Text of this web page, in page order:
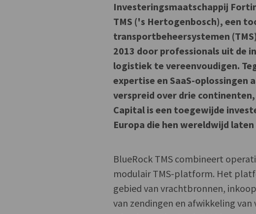
Investeringsmaatschappij
TMS ('s Hertogenbosch), een
transportbeheersystemen
2013 door professionals uit de
logistiek te vereenvoudigen.
expertise en SaaS-oplossingen
verspreid over drie
Capital is een toegewijde
Europa die hen wereldwijd
BlueRock TMS combineert
modulair TMS-platform. Het
gebied van vrachtbronnen,
van zendingen en afwikkeling